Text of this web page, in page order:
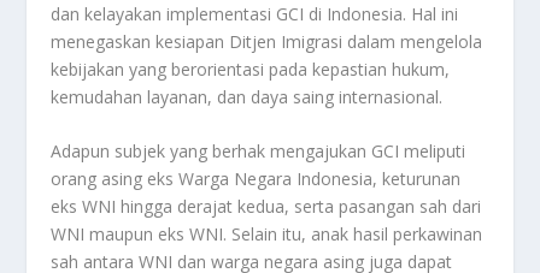
dan kelayakan implementasi GCI di Indonesia. Hal ini
menegaskan kesiapan Ditjen Imigrasi dalam mengelola
kebijakan yang berorientasi pada kepastian hukum,
kemudahan layanan, dan daya saing internasional.
Adapun subjek yang berhak mengajukan GCI meliputi
orang asing eks Warga Negara Indonesia, keturunan
eks WNI hingga derajat kedua, serta pasangan sah dari
WNI maupun eks WNI. Selain itu, anak hasil perkawinan
sah antara WNI dan warga negara asing juga dapat